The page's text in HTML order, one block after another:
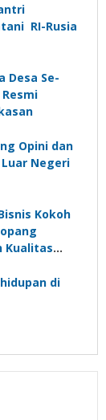
RI-Rusia
Desa Se-
Resmi
Opini dan
Negeri
Kokoh
Kualitas
di